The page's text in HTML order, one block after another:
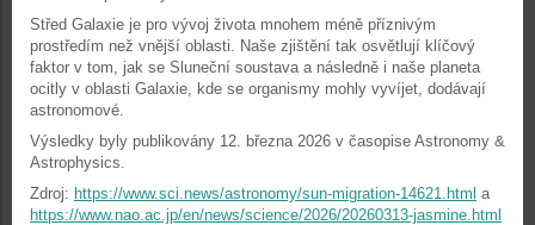
Střed Galaxie je pro vývoj života mnohem méně příznivým
prostředím než vnější oblasti. Naše zjištění tak osvětlují klíčový
faktor v tom, jak se Sluneční soustava a následně i naše planeta
ocitly v oblasti Galaxie, kde se organismy mohly vyvíjet, dodávají
astronomové.
Výsledky byly publikovány 12. března 2026 v časopise Astronomy &
Astrophysics.
Zdroj: https://www.sci.news/astronomy/sun-migration-14621.html a
https://www.nao.ac.jp/en/news/science/2026/20260313-jasmine.html